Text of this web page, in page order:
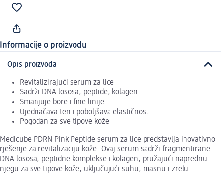
Informacije o proizvodu
Opis proizvoda
Revitalizirajući serum za lice
Sadrži DNA lososa, peptide, kolagen
Smanjuje bore i fine linije
Ujednačava ten i poboljšava elastičnost
Pogodan za sve tipove kože
Medicube PDRN Pink Peptide serum za lice predstavlja inovativno
rješenje za revitalizaciju kože. Ovaj serum sadrži fragmentirane
DNA lososa, peptidne komplekse i kolagen, pružajući naprednu
njegu za sve tipove kože, uključujući suhu, masnu i zrelu.